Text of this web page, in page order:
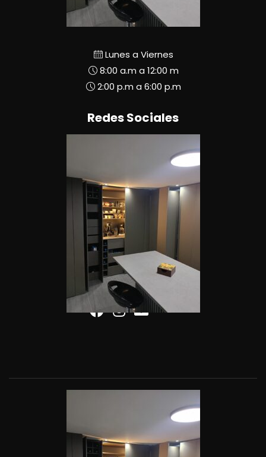
Lunes a Viernes
8:00 a.m a 12:00 m
2:00 p.m a 6:00 p.m
Redes Sociales